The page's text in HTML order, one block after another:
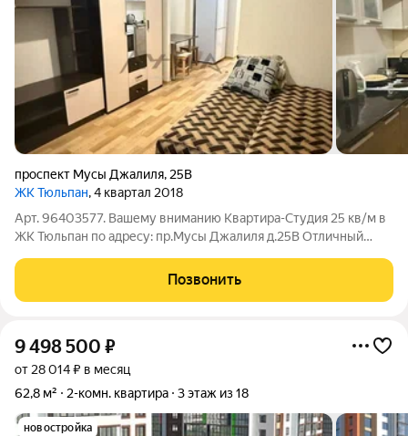
проспект Мусы Джалиля, 25В
ЖК Тюльпан, 4 квартал 2018
Арт. 96403577. Вашему вниманию Квартира-Студия 25 кв/м в
ЖК Тюльпан по адресу: пр.Мусы Джалиля д.25В Отличный
пути, в шаговой доcтупнoсти: Пapк культуpы и oтдыxa c
cocновым лecoм для пpогулoк,
Позвонить
9 498 500 ₽
от 28 014 ₽ в месяц
62,8 м²
2-комн. квартира 3 этаж из 18
новостройка